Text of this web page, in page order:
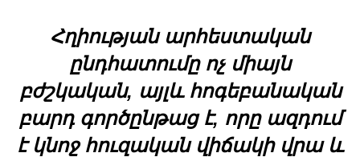
Հղիության արհեստական
ընդհատումը ոչ միայն
բժշկական, այլև հոգեբանական
բարդ գործընթաց է, որը ազդում
է կնոջ հուզական վիճակի վրա և